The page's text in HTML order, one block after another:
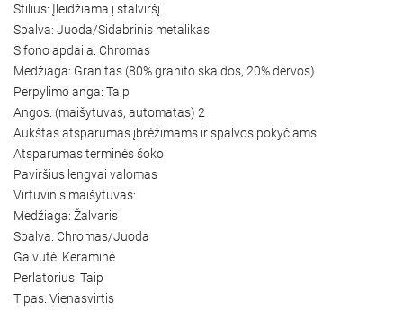
Stilius: Įleidžiama į stalviršį
Spalva: Juoda/Sidabrinis metalikas
Sifono apdaila: Chromas
Medžiaga: Granitas (80% granito skaldos, 20% dervos)
Perpylimo anga: Taip
Angos: (maišytuvas, automatas) 2
Aukštas atsparumas įbrėžimams ir spalvos pokyčiams
Atsparumas terminės šoko
Paviršius lengvai valomas
Virtuvinis maišytuvas:
Medžiaga: Žalvaris
Spalva: Chromas/Juoda
Galvutė: Keraminė
Perlatorius: Taip
Tipas: Vienasvirtis